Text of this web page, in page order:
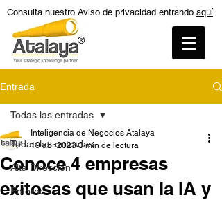
Consulta nuestro Aviso de privacidad entrando aquí
Entrada
Todas las entradas
Alta Dirección
Entorno
Todas las entradas
Conoce 4 empresas
exitosas que usan la IA y
Inteligencia de Negocios Atalaya
19 abr 2023 3 min de lectura